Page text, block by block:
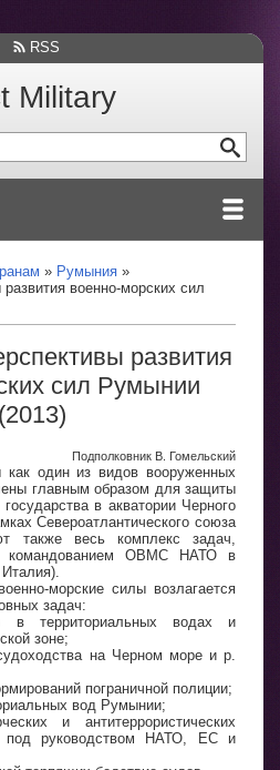
RSS
Military
Румыния
военно-морских сил
развития
сил Румынии
(2013)
Подполковник В. Гомельский
как один из видов вооруженных
главным образом для защиты
в акватории Черного
Североатлантического союза
также весь комплекс задач,
командованием ОВМС НАТО в
морские силы возлагается
задач:
в территориальных водах и
зоне;
на Черном море и р.
пограничной полиции;
вод Румынии;
и антитеррористических
под руководством НАТО, ЕС и